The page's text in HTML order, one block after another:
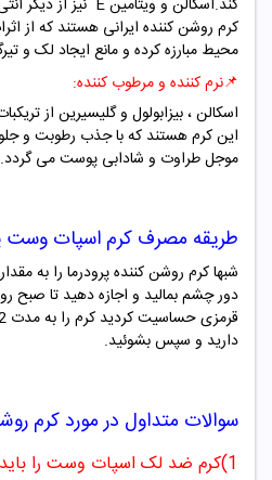
کرم روشن کننده ایرانی هستند که از
محیط مبارزه کرده و مانع ایجاد لک و
📌نرم کننده و مرطوب کننده:
اسکالن ، بیزابولول و گلیسیرین از
این کرم هستند که با جذب رطوبت و
موجل طراوت و شادابی پوست می گردد.
طریقه مصرف کرم اسپات وست
شبها کرم روشن کننده پرودرما را به
دور چشم بمالید و اجازه دهید تا
دارید و سپس بشوئید.
سوالات متداول در مورد کرم
1)کرم ضد لک اسپات وست را باید چند دوره استفاده کرد؟